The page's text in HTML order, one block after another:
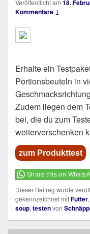
Veröffentlicht am 18.
Kommentare ↓
Erhalte ein
Portionsbeuteln in
Zudem liegen dem
bei, die du zum
weiterverschenken
zum Produkttest
Share this on
Dieser Beitrag wurde
gekennzeichnet mitFutter,
soup, testenvon